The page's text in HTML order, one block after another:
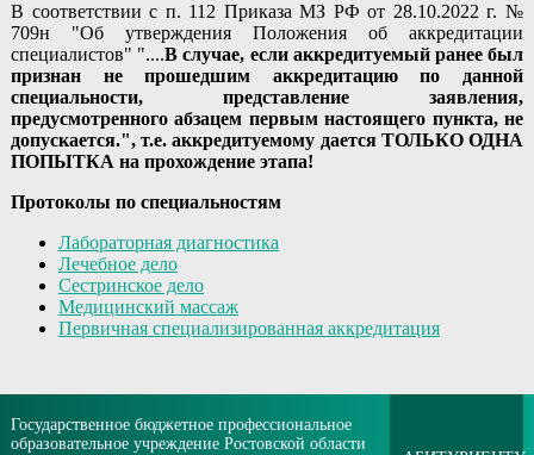
В соответствии с п. 112 Приказа МЗ РФ от 28.10.2022 г. №
709н "Об утверждения Положения об аккредитации
специалистов" "....В случае, если аккредитуемый ранее был
признан не прошедшим аккредитацию по данной
специальности, представление заявления,
предусмотренного абзацем первым настоящего пункта, не
допускается.", т.е. аккредитуемому дается ТОЛЬКО ОДНА
ПОПЫТКА на прохождение этапа!
Протоколы по специальностям
Лабораторная диагностика
Лечебное дело
Сестринское дело
Медицинский массаж
Первичная специализированная аккредитация
Государственное бюджетное профессиональное
образовательное учреждение Ростовской области